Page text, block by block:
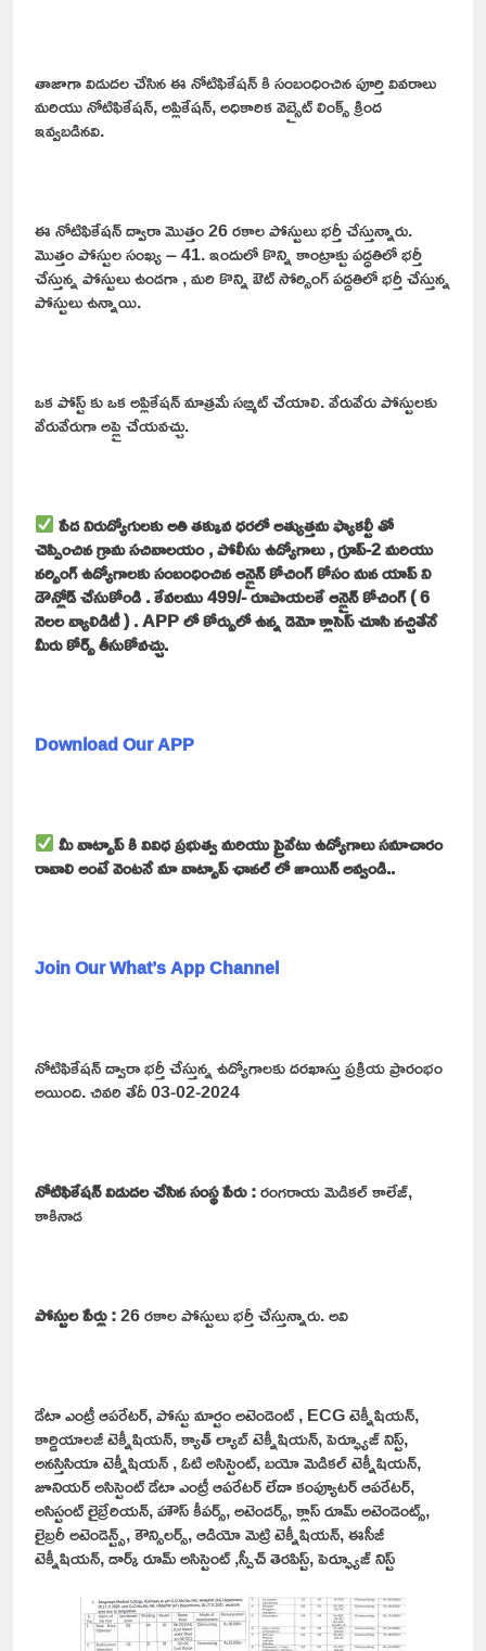
తాజాగా విడుదల చేసిన ఈ నోటిఫికేషన్ కి సంబంధించిన పూర్తి వివరాలు
మరియు నోటిఫికేషన్, అప్లికేషన్, అధికారిక వెబ్సైట్ లింక్స్ క్రింద
ఇవ్వబడినవి.
ఈ నోటిఫికేషన్ ద్వారా మొత్తం 26 రకాల పోస్టులు భర్తీ చేస్తున్నారు.
మొత్తం పోస్టుల సంఖ్య – 41. ఇందులో కొన్ని కాంట్రాక్టు పద్ధతిలో భర్తీ
చేస్తున్న పోస్టులు ఉండగా , మరి కొన్ని ఔట్ సోర్సింగ్ పద్దతిలో భర్తీ చేస్తున్న
పోస్టులు ఉన్నాయి.
ఒక పోస్ట్ కు ఒక అప్లికేషన్ మాత్రమే సబ్మిట్ చేయాలి. వేరువేరు పోస్టులకు
వేరువేరుగా అప్లై చేయవచ్చు.
పేద నిరుద్యోగులకు అతి తక్కువ ధరలో అత్యుత్తమ ఫ్యాకల్టీ తో
చెప్పించిన గ్రామ సచివాలయం , పోలీసు ఉద్యోగాలు , గ్రూప్-2 మరియు
నర్సింగ్ ఉద్యోగాలకు సంబంధించిన ఆన్లైన్ కోచింగ్ కోసం మన యాప్ ని
డౌన్లోడ్ చేసుకోండి . కేవలము 499/- రూపాయలకే ఆన్లైన్ కోచింగ్ ( 6
నెలల వ్యాలిడిటీ ) . APP లో కోర్సులో ఉన్న డెమో క్లాసెస్ చూసి నచ్చితేనే
మీరు కోర్స్ తీసుకోవచ్చు.
Download Our APP
మీ వాట్సాప్ కి వివిధ ప్రభుత్వ మరియు ప్రైవేటు ఉద్యోగాలు సమాచారం
రావాలి అంటే వెంటనే మా వాట్సాప్ ఛానల్ లో జాయిన్ అవ్వండి..
Join Our What’s App Channel
నోటిఫికేషన్ ద్వారా భర్తీ చేస్తున్న ఉద్యోగాలకు దరఖాస్తు ప్రక్రియ ప్రారంభం
అయింది. చివరి తేదీ 03-02-2024
నోటిఫికేషన్ విడుదల చేసిన సంస్థ పేరు :రంగరాయ మెడికల్ కాలేజ్,
కాకినాడ
పోస్టుల పేర్లు :26 రకాల పోస్టులు భర్తీ చేస్తున్నారు. అవి
డేటా ఎంట్రీ ఆపరేటర్, పోస్టు మార్టం అటెండెంట్ , ECG టెక్నీషియన్,
కార్డియాలజీ టెక్నీషియన్, క్యాత్ ల్యాబ్ టెక్నీషియన్, పెర్ఫ్యూజ్ నిస్ట్,
అనస్తిసియా టెక్నీషియన్ , ఓటి అసిస్టెంట్, బయో మెడికల్ టెక్నీషియన్,
జూనియర్ అసిస్టెంట్ డేటా ఎంట్రీ ఆపరేటర్ లేదా కంప్యూటర్ ఆపరేటర్,
అసిస్టంట్ లైబ్రేరియన్, హౌస్ కీపర్స్, అటెండర్స్, క్లాస్ రూమ్ అటెండెంట్స్,
లైబ్రరీ అటెండెన్ట్స్, కౌన్సిలర్స్, ఆడియో మెట్రి టెక్నీషియన్, ఈసీజీ
టెక్నీషియన్, డార్క్ రూమ్ అసిస్టెంట్ ,స్పీచ్ తెరపిస్ట్, పెర్ఫ్యూజ్ నిస్ట్